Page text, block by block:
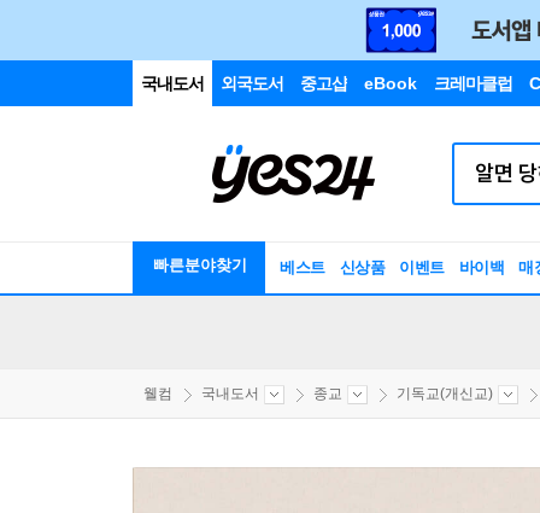
국내도서 외국도서 중고샵 eBook 크레마클럽
빠른분야찾기 베스트 신상품 이벤트 바이백 매
웰컴 국내도서 종교 기독교(개신교)